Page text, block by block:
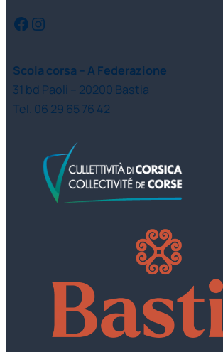
Facebook Instagram
Scola corsa – A Federazione
31 bd Paoli – 20200 Bastia
Tel. 06 29 65 76 42